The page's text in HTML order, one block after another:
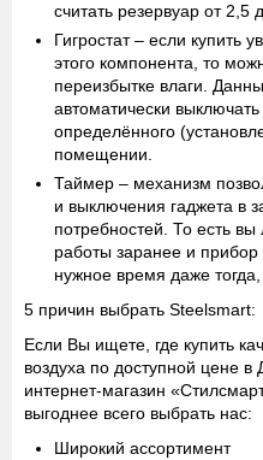
считать резервуар от 2,5
Гигростат– если купить
этого компонента, то
переизбытке влаги.
автоматически
определённого
помещении.
Таймер – механизм
и выключения гаджета в
потребностей. То есть
работы заранее и
нужное время даже
5 причин выбрать Steelsmart:
Если Вы ищете, где купить
воздуха по доступной цене
интернет-магазин
выгоднее всего выбрать нас:
Широкий ассортимент